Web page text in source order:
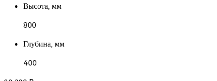
Высота, мм
800
Глубина, мм
400